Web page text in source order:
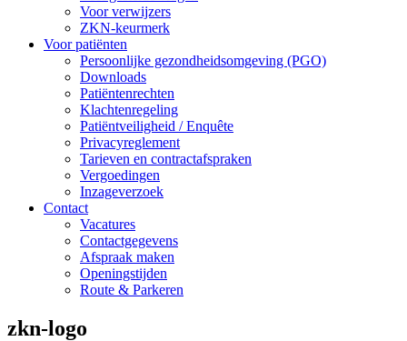
Voor verwijzers
ZKN-keurmerk
Voor patiënten
Persoonlijke gezondheidsomgeving (PGO)
Downloads
Patiëntenrechten
Klachtenregeling
Patiëntveiligheid / Enquête
Privacyreglement
Tarieven en contractafspraken
Vergoedingen
Inzageverzoek
Contact
Vacatures
Contactgegevens
Afspraak maken
Openingstijden
Route & Parkeren
zkn-logo